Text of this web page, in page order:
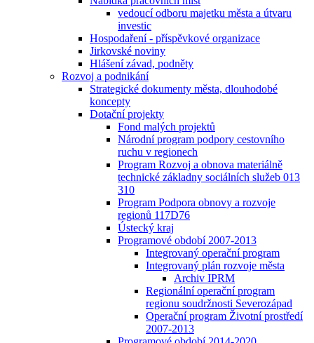
vedoucí odboru majetku města a útvaru
investic
Hospodaření - příspěvkové organizace
Jirkovské noviny
Hlášení závad, podněty
Rozvoj a podnikání
Strategické dokumenty města, dlouhodobé
koncepty
Dotační projekty
Fond malých projektů
Národní program podpory cestovního
ruchu v regionech
Program Rozvoj a obnova materiálně
technické základny sociálních služeb 013
310
Program Podpora obnovy a rozvoje
regionů 117D76
Ústecký kraj
Programové období 2007-2013
Integrovaný operační program
Integrovaný plán rozvoje města
Archiv IPRM
Regionální operační program
regionu soudržnosti Severozápad
Operační program Životní prostředí
2007-2013